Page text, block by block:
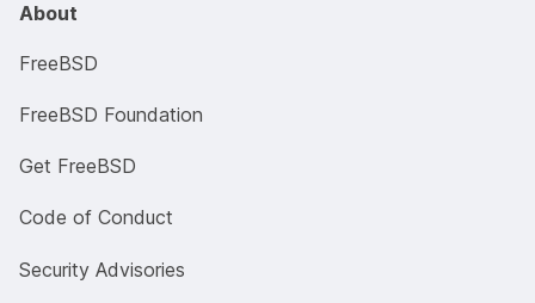
About
FreeBSD
FreeBSD Foundation
Get FreeBSD
Code of Conduct
Security Advisories